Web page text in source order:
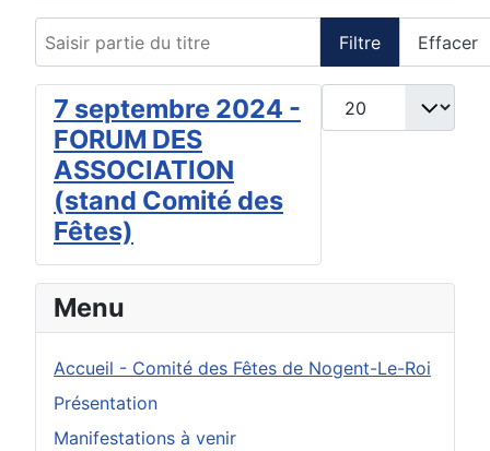
Menu
Accueil - Comité des Fêtes de Nogent-Le-Roi
Présentation
Manifestations à venir
Filtre Effacer
Afficher #
7 septembre 2024 -
FORUM DES
ASSOCIATION
(stand Comité des
Fêtes)